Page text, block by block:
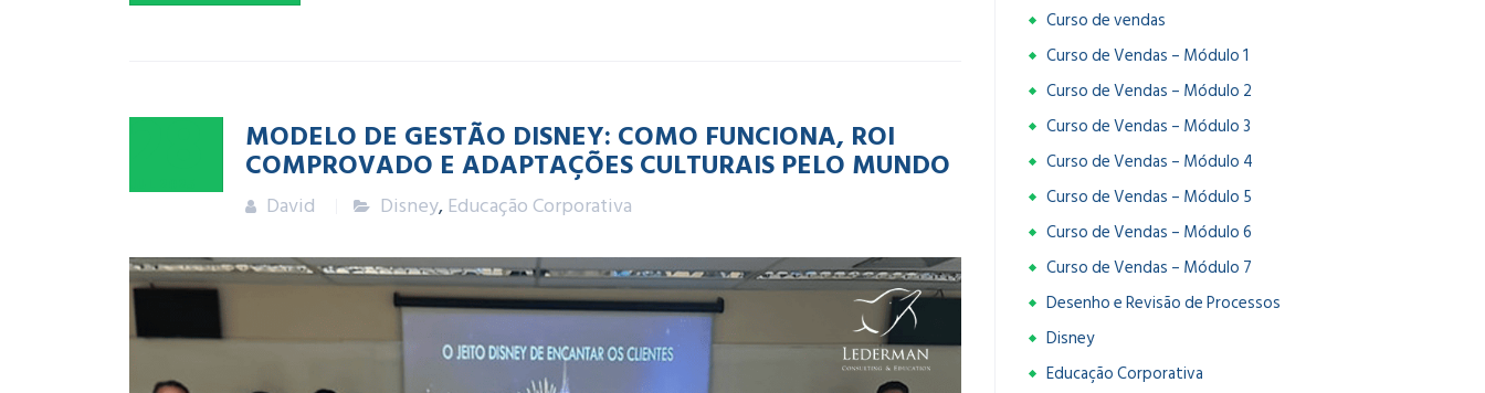
28 MODELO DE GESTÃO DISNEY: COMO FUNCIONA, ROI
COMPROVADO E ADAPTAÇÕES CULTURAIS PELO MUNDO
David Disney, Educação Corporativa
Curso de vendas
Curso de Vendas – Módulo 1
Curso de Vendas – Módulo 2
Curso de Vendas – Módulo 3
Curso de Vendas – Módulo 4
Curso de Vendas – Módulo 5
Curso de Vendas – Módulo 6
Curso de Vendas – Módulo 7
Desenho e Revisão de Processos
Disney
Educação Corporativa